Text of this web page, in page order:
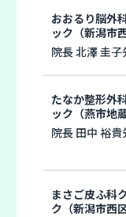
おおるり脳外
ック（新潟市
院長 北澤 圭子
たなか整形外
ック（燕市地
院長 田中 裕貴
まさご皮ふ科
ク（新潟市西区